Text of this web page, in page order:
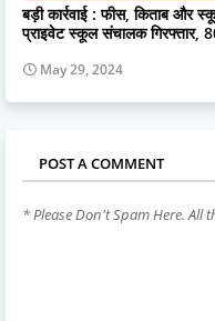
बड़ी कार्रवाई : फीस, किताब और
प्राइवेट स्‍कूल संचालक
May 29, 2024
POST A COMMENT
* Please Don't Spam Here. All